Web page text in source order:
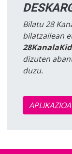
Bilatu 28
bilatzailean
dizuten
duzu.
APLIKAZIOA